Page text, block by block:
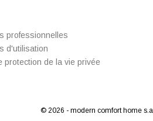
professionnelles
d'utilisation
protection de la vie privée
© 2026 - modern comfort home s.a.